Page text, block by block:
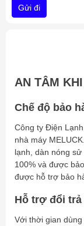
Gửi đi
AN TÂM
Chế độ bảo
Công ty Điện
nhà máy
lạnh, dàn nóng
100% và được
được hỗ trợ bảo
Hỗ trợ đổi trả
Với thời gian